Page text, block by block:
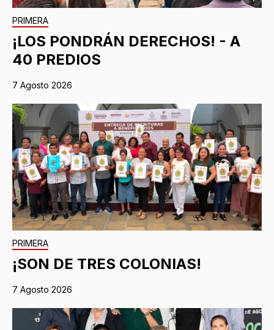
PRIMERA
¡LOS PONDRÁN DERECHOS! - A
40 PREDIOS
7 Agosto 2026
PRIMERA
¡SON DE TRES COLONIAS!
7 Agosto 2026